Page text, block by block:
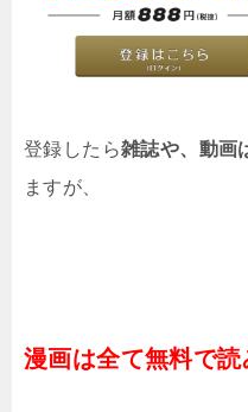
登録したら雑誌や、動画
ますが、
漫画は全て無料で読